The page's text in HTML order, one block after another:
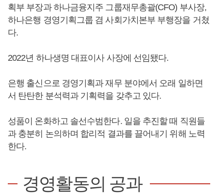
획부 부장과 하나금융지주 그룹재무총괄(CFO) 부사장,
하나은행 경영기획그룹 겸 사회가치본부 부행장을 거쳤
다.
2022년 하나생명 대표이사 사장에 선임됐다.
은행 출신으로 경영기획과 재무 분야에서 오래 일하면
서 탄탄한 분석력과 기획력을 갖추고 있다.
성품이 온화하고 솔선수범한다. 일을 추진할 때 직원들
과 충분히 논의하며 합리적 결과를 끌어내기 위해 노력
한다.
경영활동의 공과